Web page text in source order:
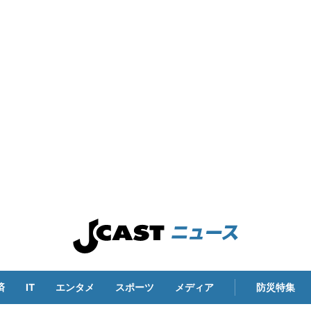
IT エンタメ スポーツ メディア 防災特集